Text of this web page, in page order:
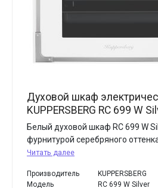
Духовой шкаф
KUPPERSBERG RC 699 W
Белый духовой шкаф RC 699 W
фурнитурой серебряного
Читать далее
Производитель
KUPPERSBERG
Модель
RC 699 W Silver